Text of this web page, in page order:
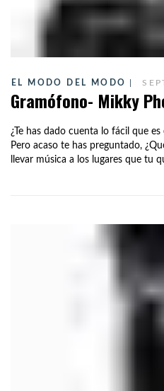
EL MODO DEL MODO
Gramófono- Mikky
¿Te has dado cuenta lo fácil que
Pero acaso te has preguntado,
llevar música a los lugares que tu